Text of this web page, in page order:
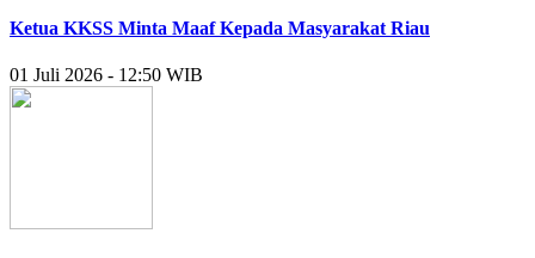
Ketua KKSS Minta Maaf Kepada Masyarakat Riau
01 Juli 2026 - 12:50 WIB